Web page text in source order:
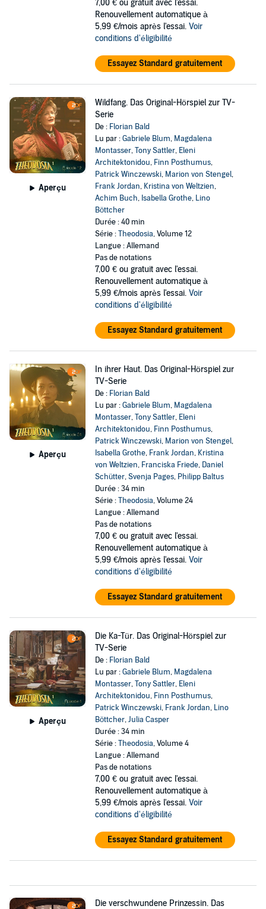
7,00 € ou gratuit avec l'essai.
Renouvellement automatique à
5,99 €/mois après l'essai. Voir
conditions d'éligibilité
Essayez Standard gratuitement
Aperçu
Wildfang. Das Original-Hörspiel zur TV-
Serie
De : Florian Bald
Lu par :Gabriele Blum, Magdalena
Montasser,Tony Sattler, Eleni
Architektonidou, Finn Posthumus,
Patrick Winczewski, Marion von Stengel,
Frank Jordan, Kristina von Weltzien,
Achim Buch, Isabella Grothe, Lino
Böttcher
Durée : 40 min
Série :Theodosia, Volume 12
Langue : Allemand
Pas de notations
7,00 € ou gratuit avec l'essai.
Renouvellement automatique à
5,99 €/mois après l'essai. Voir
conditions d'éligibilité
Essayez Standard gratuitement
Aperçu
In ihrer Haut. Das Original-Hörspiel zur
TV-Serie
De : Florian Bald
Lu par :Gabriele Blum, Magdalena
Montasser,Tony Sattler, Eleni
Architektonidou, Finn Posthumus,
Patrick Winczewski, Marion von Stengel,
Isabella Grothe, Frank Jordan, Kristina
von Weltzien, Franciska Friede, Daniel
Schütter,Svenja Pages, Philipp Baltus
Durée : 34 min
Série :Theodosia, Volume 24
Langue : Allemand
Pas de notations
7,00 € ou gratuit avec l'essai.
Renouvellement automatique à
5,99 €/mois après l'essai. Voir
conditions d'éligibilité
Essayez Standard gratuitement
Aperçu
Die Ka-Tür. Das Original-Hörspiel zur
TV-Serie
De : Florian Bald
Lu par :Gabriele Blum, Magdalena
Montasser,Tony Sattler, Eleni
Architektonidou, Finn Posthumus,
Patrick Winczewski, Frank Jordan, Lino
Böttcher,Julia Casper
Durée : 34 min
Série :Theodosia, Volume 4
Langue : Allemand
Pas de notations
7,00 € ou gratuit avec l'essai.
Renouvellement automatique à
5,99 €/mois après l'essai. Voir
conditions d'éligibilité
Essayez Standard gratuitement
Die verschwundene Prinzessin. Das